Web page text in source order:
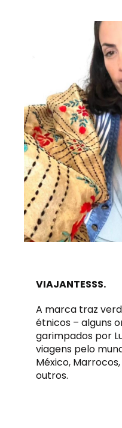
VIAJANTESSS.
A marca traz
étnicos – alguns
garimpados por
viagens pelo
México,
outros.